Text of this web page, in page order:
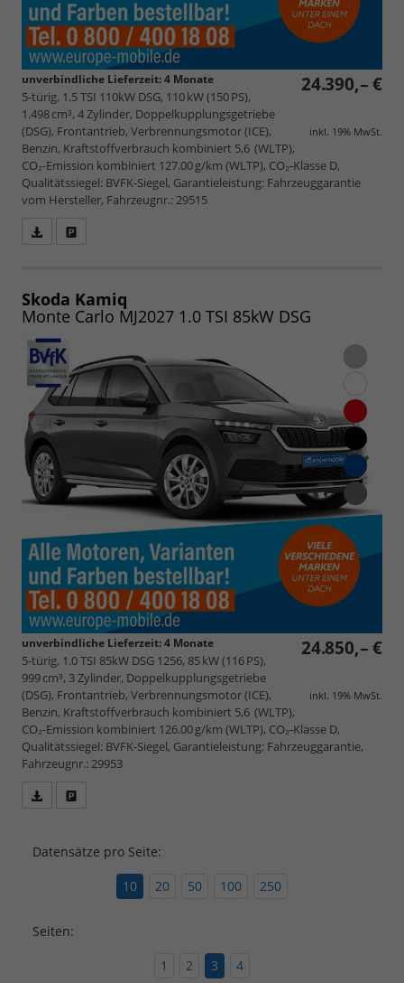
24.390,– €
inkl. 19% MwSt.
unverbindliche Lieferzeit:4 Monate
5-türig, 1.5 TSI 110kW DSG, 110 kW (150 PS),
1.498 cm³, 4 Zylinder, Doppelkupplungsgetriebe
(DSG), Frontantrieb, Verbrennungsmotor (ICE),
Benzin, Kraftstoffverbrauch kombiniert 5,6 (WLTP),
CO₂-Emission kombiniert 127.00 g/km (WLTP), CO₂-Klasse D,
Qualitätssiegel: BVFK-Siegel, Garantieleistung: Fahrzeuggarantie
vom Hersteller, Fahrzeugnr.: 29515
speichern/drucken
Skoda Kamiq
Monte Carlo MJ2027 1.0 TSI 85kW DSG
24.850,– €
inkl. 19% MwSt.
unverbindliche Lieferzeit:4 Monate
5-türig, 1.0 TSI 85kW DSG 1256, 85 kW (116 PS),
999 cm³, 3 Zylinder, Doppelkupplungsgetriebe
(DSG), Frontantrieb, Verbrennungsmotor (ICE),
Benzin, Kraftstoffverbrauch kombiniert 5,6 (WLTP),
CO₂-Emission kombiniert 126.00 g/km (WLTP), CO₂-Klasse D,
Qualitätssiegel: BVFK-Siegel, Garantieleistung: Fahrzeuggarantie,
Fahrzeugnr.: 29953
speichern/drucken
Datensätze pro Seite:
10
20 50 100 250
Seiten:
1
2 3 4